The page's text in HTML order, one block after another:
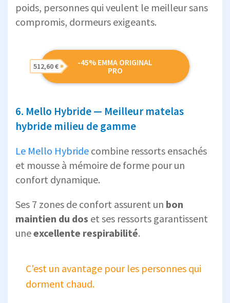
poids, personnes qui veulent le meilleur sans
compromis, dormeurs exigeants.
-45% EMMA ORIGINAL
PRO
512,60 €
6. Mello Hybride — Meilleur matelas
hybride milieu de gamme
Le Mello Hybride combine ressorts ensachés
et mousse à mémoire de forme pour un
confort dynamique.
Ses 7 zones de confort assurent un bon
maintien du dos et ses ressorts garantissent
uneexcellente respirabilité.
C'est un avantage pour les personnes qui
dorment chaud.